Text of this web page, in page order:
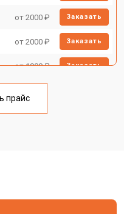
от 2000 ₽ Заказать
от 2000 ₽ Заказать
от 1900 ₽ Заказать
прайс